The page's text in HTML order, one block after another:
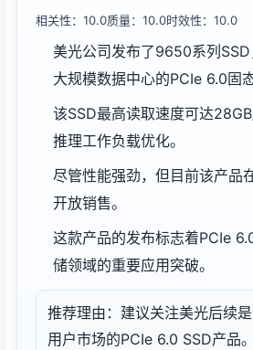
相关性：10.0质量：10.0时效性：10.0
美光公司发布了9650系列
大规模数据中心的PCIe 6.0固
该SSD最高读取速度可达
推理工作负载优化。
尽管性能强劲，但目前该产品
开放销售。
这款产品的发布标志着PCIe
储领域的重要应用突破。
推荐理由：建议关注美光后续
用户市场的PCIe 6.0 SSD产品。